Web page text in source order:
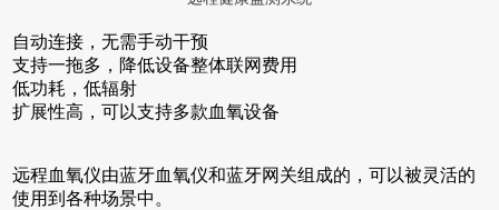
自动连接，无需手动干预
支持一拖多，降低设备整体联网费用
低功耗，低辐射
扩展性高，可以支持多款血氧设备
远程血氧仪由蓝牙血氧仪和蓝牙网关组成的，可以被灵活的
使用到各种场景中。